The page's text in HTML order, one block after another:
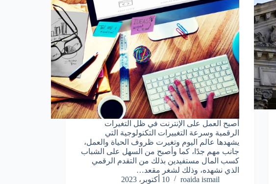
أصبح العمل على الإنترنت في ظل التغيرات
الرقمية وسرعة التغييرات التكنولوجية التي
يشهدها عالم اليوم وتغيرت ظروف الحياة والعمل،
جانب مهم جدًا، كما وأصبح من السهل على الشباب
كسب المال مستفيدين بذلك من التقدم الرقمي
الذي نشهده، وذلك لشغر مقعد…
roaida ismail
10 أكتوبر، 2023